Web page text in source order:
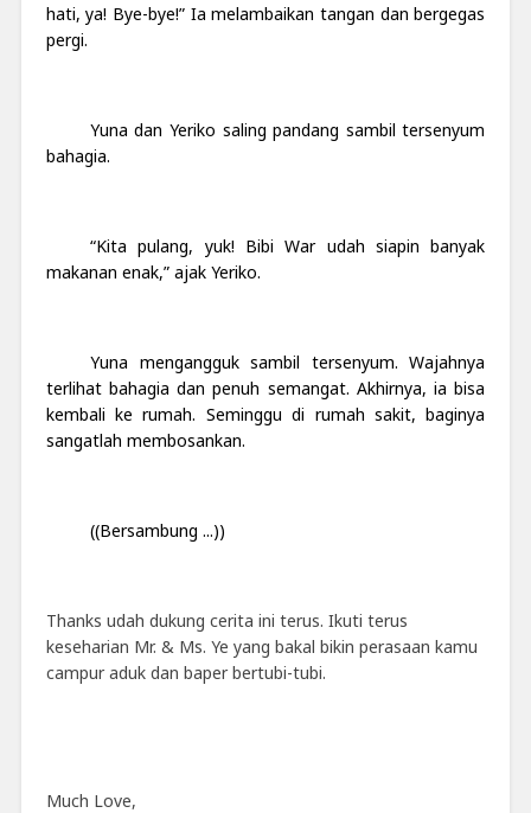
hati, ya! Bye-bye!” Ia melambaikan tangan dan bergegas
pergi.
Yuna dan Yeriko saling pandang sambil tersenyum
bahagia.
“Kita pulang, yuk! Bibi War udah siapin banyak
makanan enak,” ajak Yeriko.
Yuna mengangguk sambil tersenyum. Wajahnya
terlihat bahagia dan penuh semangat. Akhirnya, ia bisa
kembali ke rumah. Seminggu di rumah sakit, baginya
sangatlah membosankan.
((Bersambung ...))
Thanks udah dukung cerita ini terus. Ikuti terus
keseharian Mr. & Ms. Ye yang bakal bikin perasaan kamu
campur aduk dan baper bertubi-tubi.
Much Love,